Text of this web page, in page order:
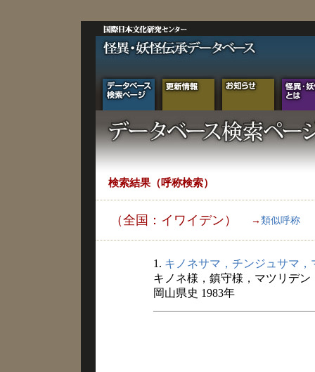
検索結果（呼称検索）
（全国：イワイデン） → 類似呼称
1. キノネサマ，チンジュサマ
キノネ様，鎮守様，マツリデン
岡山県史 1983年